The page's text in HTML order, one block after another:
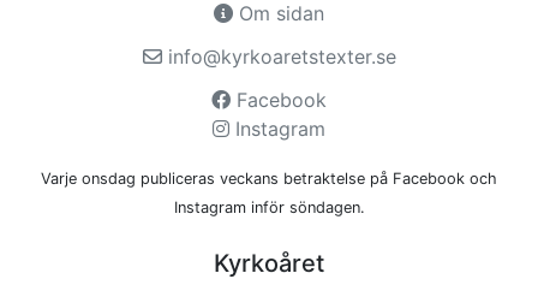
Om sidan
info@kyrkoaretstexter.se
Facebook
Instagram
Varje onsdag publiceras veckans betraktelse på Facebook och
Instagram inför söndagen.
Kyrkoåret